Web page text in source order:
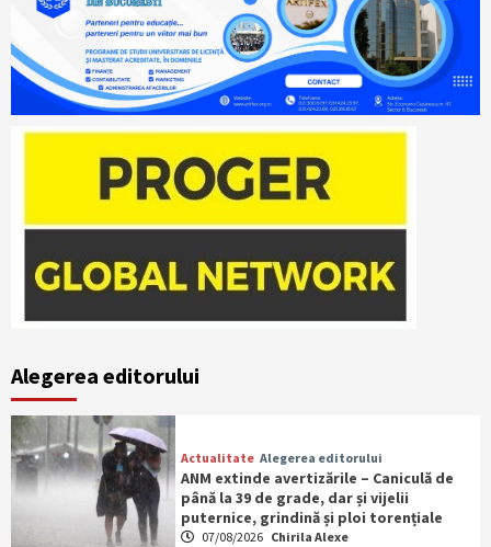
Alegerea editorului
Actualitate Alegerea editorului
ANM extinde avertizările – Caniculă de
până la 39 de grade, dar și vijelii
puternice, grindină și ploi torențiale
07/08/2026 Chirila Alexe